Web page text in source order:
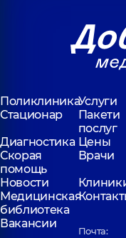
ПоликлиникаУслуги
Стационар
Пакети
послуг
Диагностика Цены
Скорая
помощь
Врачи
Новости
Медицинская
библиотека
Вакансии
Почта: